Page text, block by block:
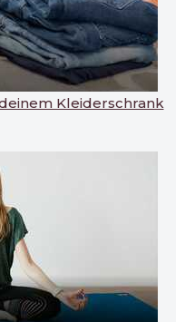
Kleiderschrank